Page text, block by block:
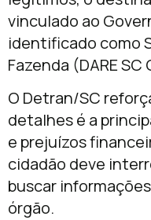
vinculado ao
identificado como
Fazenda (DARE
O Detran/SC
detalhes é a
e prejuízos
cidadão deve
buscar
órgão.